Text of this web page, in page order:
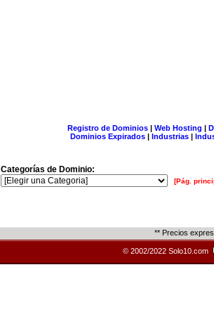
Registro de Dominios| Web Hosting |
Dominios Expirados | Industrias |
Categorías de Dominio:
[Pág.
** Precios
© 2002/2022 Solo10.com